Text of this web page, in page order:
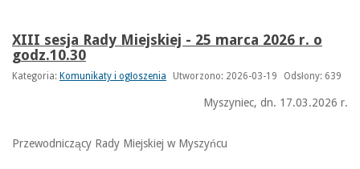
XIII sesja Rady Miejskiej - 25 marca 2026 r. o
godz.10.30
Kategoria: Komunikaty i ogłoszenia Utworzono: 2026-03-19 Odsłony: 639
Myszyniec, dn. 17.03.2026 r.
Przewodniczący Rady Miejskiej w Myszyńcu